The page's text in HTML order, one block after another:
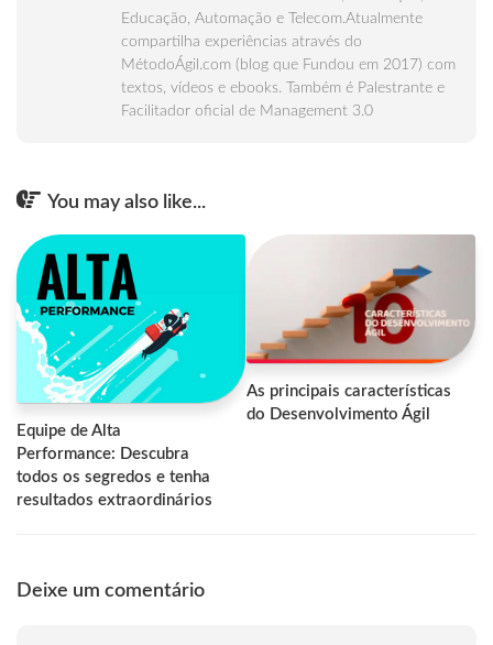
Educação, Automação e Telecom.Atualmente
compartilha experiências através do
MétodoÁgil.com (blog que Fundou em 2017) com
textos, vídeos e ebooks. Também é Palestrante e
Facilitador oficial de Management 3.0
You may also like...
Equipe de Alta
Performance: Descubra
todos os segredos e tenha
resultados extraordinários
As principais características
do Desenvolvimento Ágil
Deixe um comentário